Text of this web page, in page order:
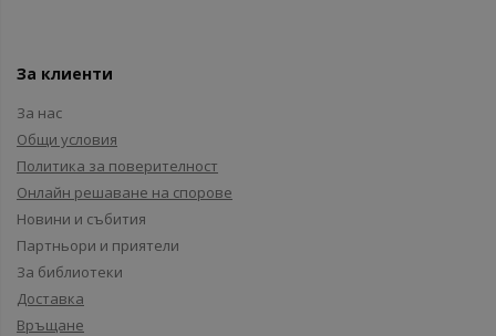
За клиенти
За нас
Общи условия
Политика за поверителност
Онлайн решаване на спорове
Новини и събития
Партньори и приятели
За библиотеки
Доставка
Връщане